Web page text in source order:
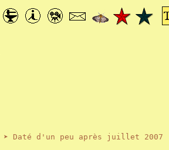
➤ Daté d'un peu après juillet 2007